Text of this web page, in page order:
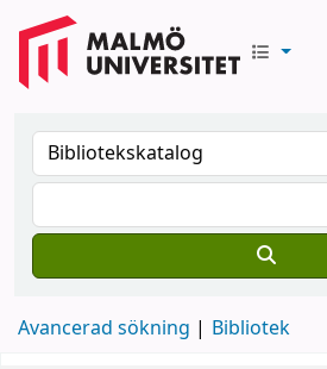
Avancerad sökning Bibliotek